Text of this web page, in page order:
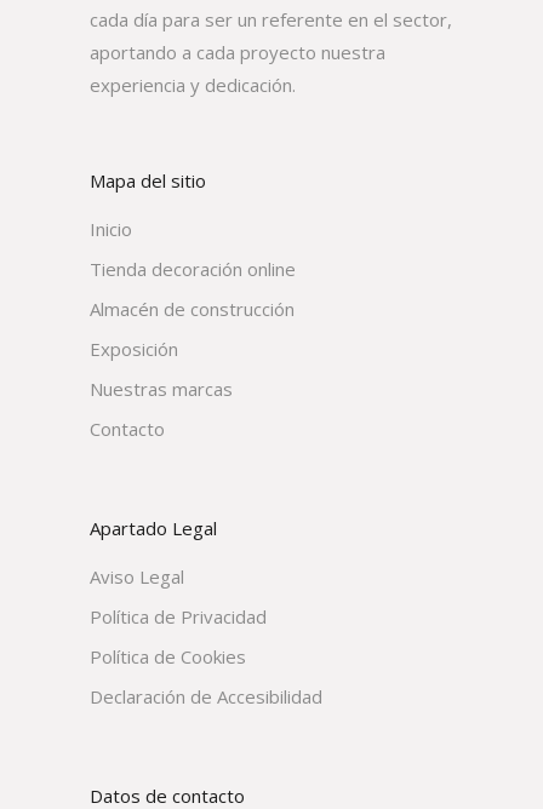
cada día para ser un referente en el sector,
aportando a cada proyecto nuestra
experiencia y dedicación.
Mapa del sitio
Inicio
Tienda decoración online
Almacén de construcción
Exposición
Nuestras marcas
Contacto
Apartado Legal
Aviso Legal
Política de Privacidad
Política de Cookies
Declaración de Accesibilidad
Datos de contacto